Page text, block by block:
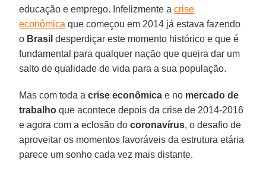
educação e emprego. Infelizmente acrise
econômica que começou em 2014 já estava fazendo
o Brasil desperdiçar este momento histórico e que é
fundamental para qualquer nação que queira dar um
salto de qualidade de vida para a sua população.
Mas com toda acrise econômica e no mercado de
trabalho que acontece depois da crise de 2014-2016
e agora com a eclosão docoronavírus, o desafio de
aproveitar os momentos favoráveis da estrutura etária
parece um sonho cada vez mais distante.